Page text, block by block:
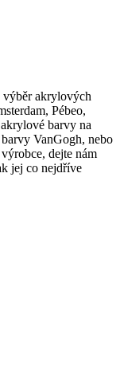
výběr akrylových
Pébeo,
barvy na
VanGogh, nebo
dejte nám
jej co nejdříve